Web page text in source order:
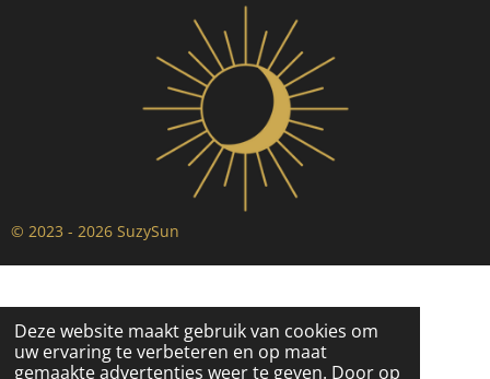
Deze website maakt gebruik van cookies om
uw ervaring te verbeteren en op maat
gemaakte advertenties weer te geven. Door op
© 2023 - 2026 SuzySun